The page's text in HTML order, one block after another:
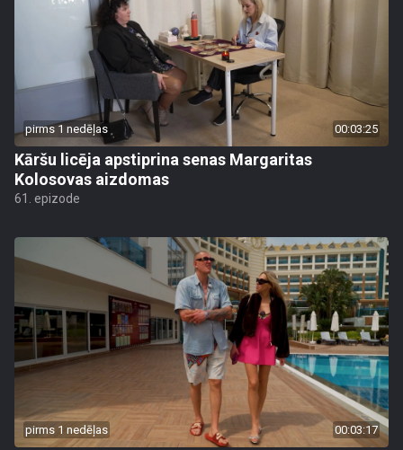
pirms 1 nedēļas 00:03:25
Kāršu licēja apstiprina senas Margaritas
Kolosovas aizdomas
61. epizode
pirms 1 nedēļas 00:03:17